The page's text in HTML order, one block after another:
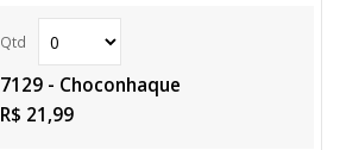
7129 - Choconhaque
R$ 21,99